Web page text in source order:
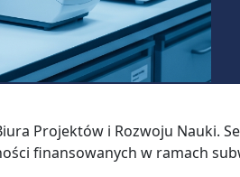
Projektów i Rozwoju Nauki.
finansowanych w ramach